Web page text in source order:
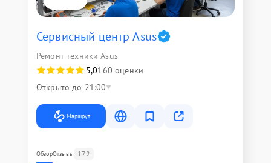
Сервисный центр Asus
Ремонт техники Asus
5,0160 оценки
Открыто до 21:00
Маршрут
ОбзорОтзывы 172